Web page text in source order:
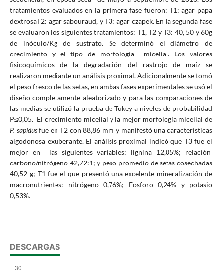
tratamientos evaluados en la primera fase fueron: T1: agar papa
dextrosaT2: agar sabouraud, y T3: agar czapek. En la segunda fase
se evaluaron los siguientes tratamientos: T1, T2 y T3: 40, 50 y 60g
de inóculo/Kg de sustrato. Se determinó el diámetro de
crecimiento y el tipo de morfología micelial. Los valores
fisicoquímicos de la degradación del rastrojo de maíz se
realizaron mediante un análisis proximal. Adicionalmente se tomó
el peso fresco de las setas, en ambas fases experimentales se usó el
diseño completamente aleatorizado y para las comparaciones de
las medias se utilizó la prueba de Tukey a niveles de probabilidad
P≤0,05. El crecimiento micelial y la mejor morfología micelial de
P. sapidusfue en T2 con 88,86 mm y manifestó una características
algodonosa exuberante. El análisis proximal indicó que T3 fue el
mejor en las siguientes variables: lignina 12,05%; relación
carbono/nitrógeno 42,72:1; y peso promedio de setas cosechadas
40,52 g; T1 fue el que presentó una excelente mineralización de
macronutrientes: nitrógeno 0,76%; Fosforo 0,24% y potasio
0,53%.
DESCARGAS